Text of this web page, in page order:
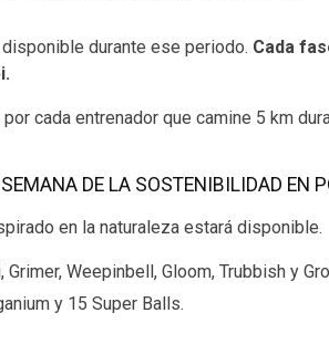
durante ese periodo. Cada
cada entrenador que camine 5 km
DE LA SOSTENIBILIDAD EN
en la naturaleza estará disponible.
Grimer, Weepinbell, Gloom, Trubbish y
y 15 Super Balls.